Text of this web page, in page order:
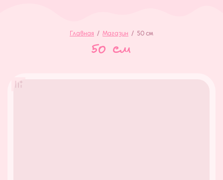
Главная / Магазин / 50 см
50 см